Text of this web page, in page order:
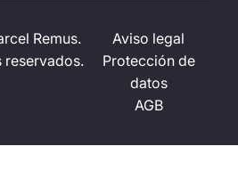
Remus.
reservados.
Aviso legal
Protección de
datos
AGB